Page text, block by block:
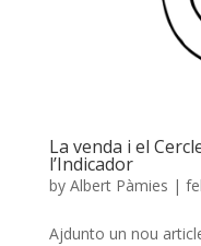
La venda i el
l’Indicador
by Albert Pàmies |
Ajdunto un nou